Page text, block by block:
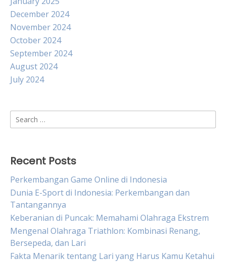
December 2024
November 2024
October 2024
September 2024
August 2024
July 2024
Search
for:
Recent Posts
Perkembangan Game Online di Indonesia
Dunia E-Sport di Indonesia: Perkembangan dan
Tantangannya
Keberanian di Puncak: Memahami Olahraga Ekstrem
Mengenal Olahraga Triathlon: Kombinasi Renang,
Bersepeda, dan Lari
Fakta Menarik tentang Lari yang Harus Kamu Ketahui